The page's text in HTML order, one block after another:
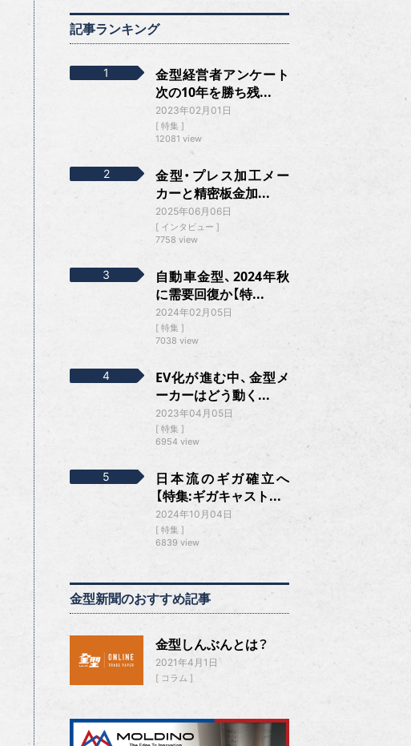
記事ランキング
金型経営者アンケート
次の10年を勝ち残...
2023年02月01日
特集
12081 view
金型・プレス加工メー
カーと精密板金加...
2025年06月06日
インタビュー
7758 view
自動車金型、2024年秋
に需要回復か【特...
2024年02月05日
特集
7038 view
EV化が進む中、金型メ
ーカーはどう動く...
2023年04月05日
特集
6954 view
日本流のギガ確立へ
【特集:ギガキャスト...
2024年10月04日
特集
6839 view
金型新聞のおすすめ記事
金型しんぶんとは？
2021年4月1日
コラム